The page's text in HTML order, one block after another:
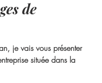
je vais vous présenter
située dans la